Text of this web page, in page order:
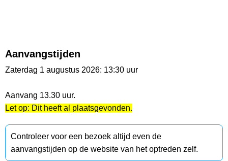
Aanvangstijden
Zaterdag 1 augustus 2026: 13:30 uur
Aanvang 13.30 uur.
Let op: Dit heeft al plaatsgevonden.
Controleer voor een bezoek altijd even de
aanvangstijden op de website van het optreden zelf.